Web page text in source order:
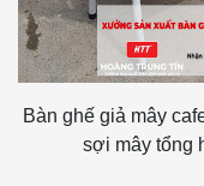
Bàn ghế giả mây
sợi mây tổng